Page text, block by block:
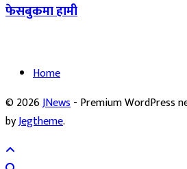
फेसबुकमा हामी
Home
© 2026JNews- Premium WordPress
byJegtheme.